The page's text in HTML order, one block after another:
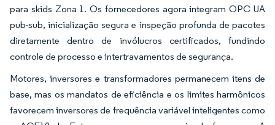
para skids Zona 1. Os fornecedores agora integram OPC UA
pub-sub, inicialização segura e inspeção profunda de pacotes
diretamente dentro de invólucros certificados, fundindo
controle de processo e intertravamentos de segurança.
Motores, inversores e transformadores permanecem itens de
base, mas os mandatos de eficiência e os limites harmônicos
favorecem inversores de frequência variável inteligentes como